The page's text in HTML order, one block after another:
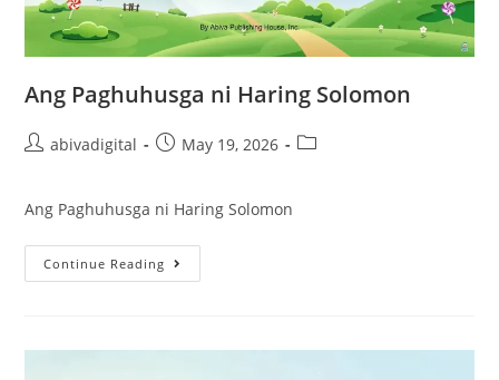
Ang Paghuhusga ni Haring Solomon
abivadigital May 19, 2026
Ang Paghuhusga ni Haring Solomon
Continue Reading